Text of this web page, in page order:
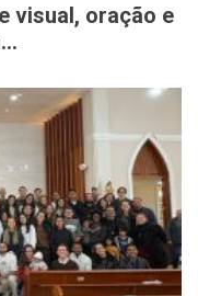
visual, oração e